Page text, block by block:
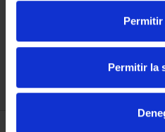
Permitir
Permitir la
SUSCRIPCIÓN CIUDADES
PATRIMONIO DE LA
HU...
registrados